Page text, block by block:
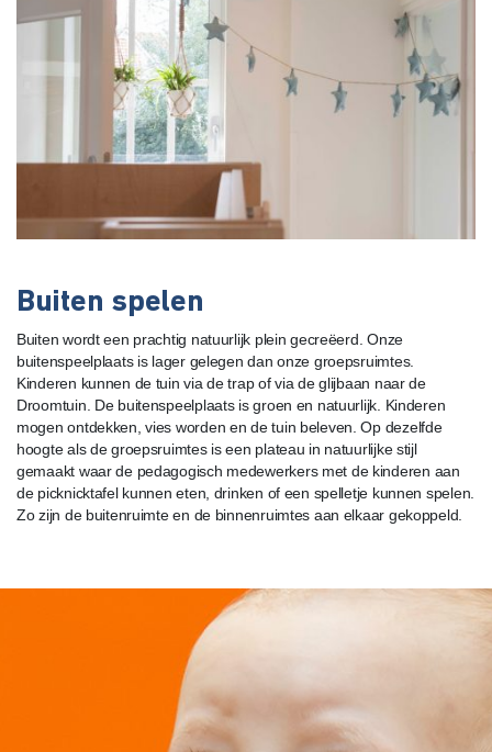
Buiten spelen
Buiten wordt een prachtig natuurlijk plein gecreëerd. Onze
buitenspeelplaats is lager gelegen dan onze groepsruimtes.
Kinderen kunnen de tuin via de trap of via de glijbaan naar de
Droomtuin. De buitenspeelplaats is groen en natuurlijk. Kinderen
mogen ontdekken, vies worden en de tuin beleven. Op dezelfde
hoogte als de groepsruimtes is een plateau in natuurlijke stijl
gemaakt waar de pedagogisch medewerkers met de kinderen aan
de picknicktafel kunnen eten, drinken of een spelletje kunnen spelen.
Zo zijn de buitenruimte en de binnenruimtes aan elkaar gekoppeld.